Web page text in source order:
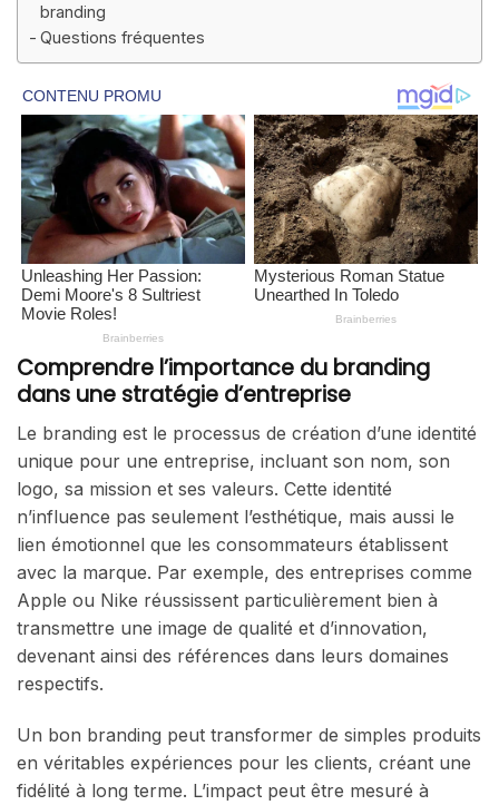
branding
Questions fréquentes
Comprendre l’importance du branding
dans une stratégie d’entreprise
Le branding est le processus de création d’une identité
unique pour une entreprise, incluant son nom, son
logo, sa mission et ses valeurs. Cette identité
n’influence pas seulement l’esthétique, mais aussi le
lien émotionnel que les consommateurs établissent
avec la marque. Par exemple, des entreprises comme
Apple ou Nike réussissent particulièrement bien à
transmettre une image de qualité et d’innovation,
devenant ainsi des références dans leurs domaines
respectifs.
Un bon branding peut transformer de simples produits
en véritables expériences pour les clients, créant une
fidélité à long terme. L’impact peut être mesuré à